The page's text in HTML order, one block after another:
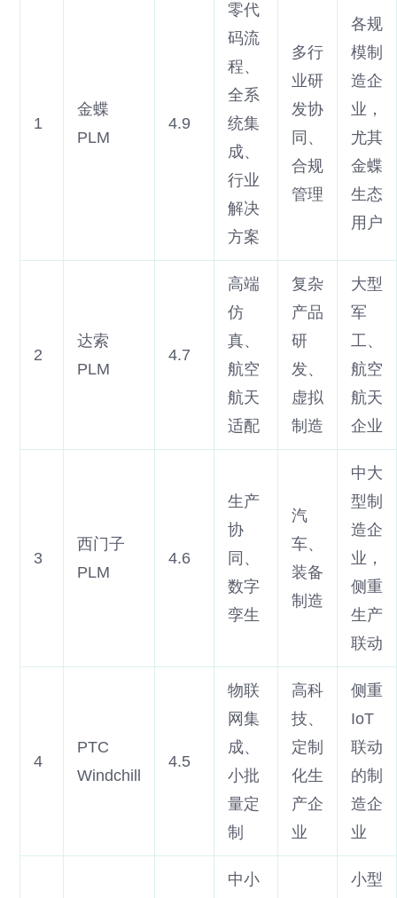
1
金蝶
PLM
4.9
零代
码流
程、
全系
统集
成、
行业
解决
方案
多行
业研
发协
同、
合规
管理
各规
模制
造企
业，
尤其
金蝶
生态
用户
2
达索
PLM
4.7
高端
仿
真、
航空
航天
适配
复杂
产品
研
发、
虚拟
制造
大型
军
工、
航空
航天
企业
3
西门子
PLM
4.6
生产
协
同、
数字
孪生
汽
车、
装备
制造
中大
型制
造企
业，
侧重
生产
联动
4
PTC
Windchill
4.5
物联
网集
成、
小批
量定
制
高科
技、
定制
化生
产企
业
侧重
IoT
联动
的制
造企
业
中小
小型